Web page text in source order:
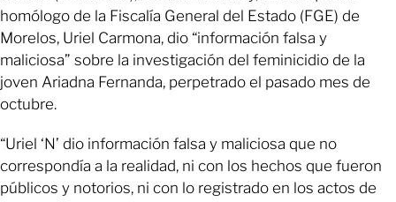
homólogo de la Fiscalía General del Estado (FGE) de
Morelos, Uriel Carmona, dio “información falsa y
maliciosa” sobre la investigación del feminicidio de la
joven Ariadna Fernanda, perpetrado el pasado mes de
octubre.
“Uriel ‘N’ dio información falsa y maliciosa que no
correspondía a la realidad, ni con los hechos que fueron
públicos y notorios, ni con lo registrado en los actos de